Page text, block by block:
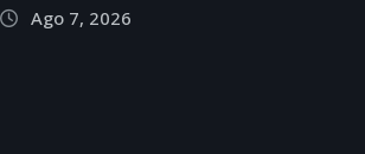
Ago 7, 2026